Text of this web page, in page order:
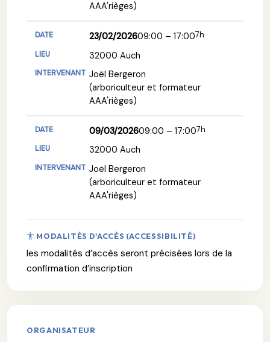
AAA'rièges)
23/02/202609:00 – 17:007h
32000 Auch
Joël Bergeron
(arboriculteur et formateur
AAA'rièges)
09/03/202609:00 – 17:007h
32000 Auch
Joël Bergeron
(arboriculteur et formateur
AAA'rièges)
MODALITÉS D'ACCÈS (ACCESSIBILITÉ)
les modalités d’accès seront précisées lors de la
confirmation d’inscription
ORGANISATEUR